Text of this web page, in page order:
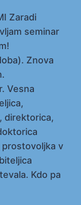
Zaradi
seminar
Znova
Vesna
direktorica,
v
Kdo pa